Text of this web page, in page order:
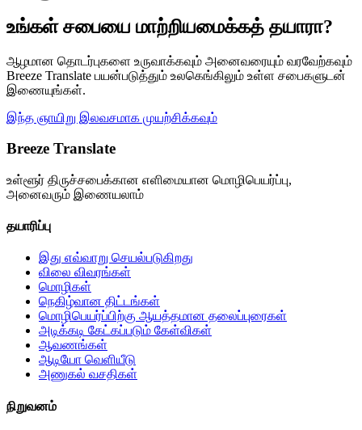
உங்கள் சபையை மாற்றியமைக்கத் தயாரா?
ஆழமான தொடர்புகளை உருவாக்கவும் அனைவரையும் வரவேற்கவும்
Breeze Translate பயன்படுத்தும் உலகெங்கிலும் உள்ள சபைகளுடன்
இணையுங்கள்.
இந்த ஞாயிறு இலவசமாக முயற்சிக்கவும்
Breeze Translate
உள்ளூர் திருச்சபைக்கான எளிமையான மொழிபெயர்ப்பு,
அனைவரும் இணையலாம்
தயாரிப்பு
இது எவ்வாறு செயல்படுகிறது
விலை விவரங்கள்
மொழிகள்
நெகிழ்வான திட்டங்கள்
மொழிபெயர்ப்பிற்கு ஆயத்தமான தலைப்புரைகள்
அடிக்கடி கேட்கப்படும் கேள்விகள்
ஆவணங்கள்
ஆடியோ வெளியீடு
அணுகல் வசதிகள்
நிறுவனம்